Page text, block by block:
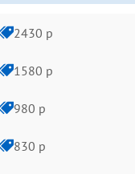
2430 р
1580 р
980 р
830 р